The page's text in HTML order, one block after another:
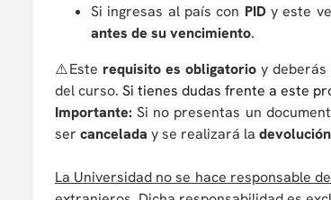
Si ingresas al país con PID y este
antes de su vencimiento.
⚠️Este requisito es obligatorio y
del curso. Si tienes dudas frente a este
Importante:Si no presentas un
ser cancelada y se realizará la
La Universidad no se hace responsable